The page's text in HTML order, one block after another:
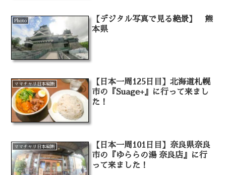
Photo
【デジタル写真で見る絶景】 熊
本県
ママチャリ日本縦断
【日本一周125日目】北海道札幌
市の『Suage+』に行って来まし
た！
ママチャリ日本縦断
【日本一周101日目】奈良県奈良
市の『ゆららの湯 奈良店』に行
って来ました！